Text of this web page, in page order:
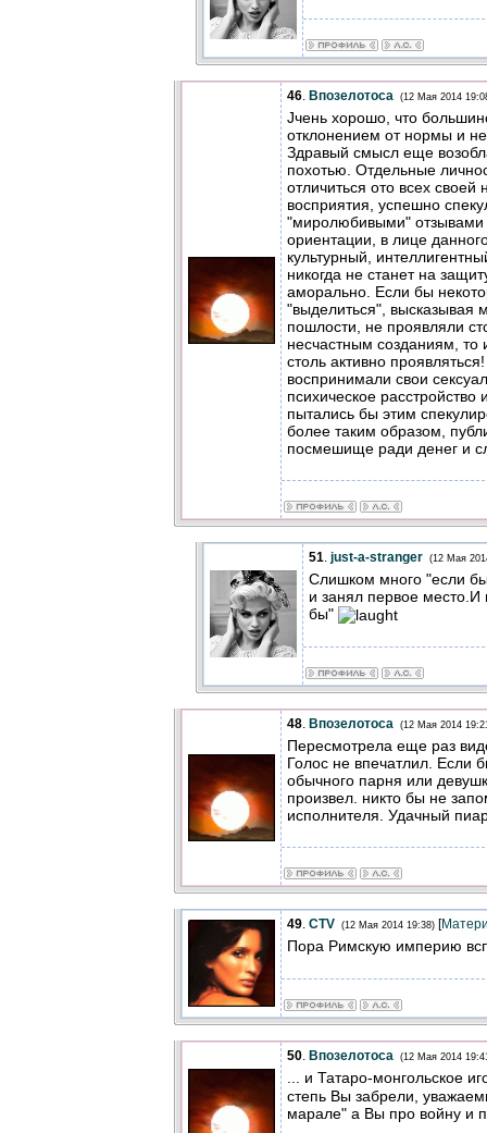
46. Впозелотоса (12 Мая 2014
Jчень хорошо, что
отклонением от нормы и
Здравый смысл еще
похотью. Отдельные
отличиться ото всех
восприятия, успешно
"миролюбивыми"
ориентации, в лице
культурный,
никогда не станет на
аморально. Если бы
"выделиться", высказывая
пошлости, не проявляли
несчастным созданиям, то
столь активно
воспринимали свои
психическое
пытались бы этим
более таким образом,
посмешище ради денег и
51. just-a-stranger (12 Мая
Слишком много "если
и занял первое место.И
бы"
48. Впозелотоса (12 Мая 2014
Пересмотрела еще раз
Голос не впечатлил. Если
обычного парня или
произвел. никто бы не
исполнителя. Удачный
49. CTV (12 Мая 2014 19:38) [
Пора Римскую империю
50. Впозелотоса (12 Мая 2014
... и Татаро-монгольское
степь Вы забрели,
марале" а Вы про войну и